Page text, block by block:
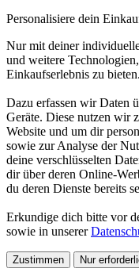
Personalisiere dein
Nur mit deiner
und weitere
Einkaufserlebnis zu bieten.
Dazu erfassen wir Daten
Geräte. Diese nutzen wir
Website und um dir
sowie zur Analyse der
deine verschlüsselten
dir über deren Online-
du deren Dienste bereits
Erkundige dich bitte vor
sowie in unserer
Zustimmen Nur